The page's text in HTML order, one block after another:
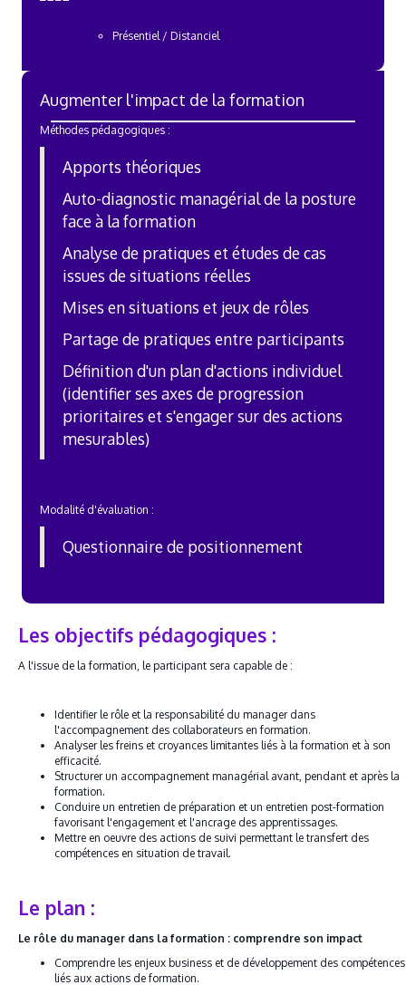
Présentiel / Distanciel
Augmenter l'impact de la formation
Méthodes pédagogiques :
Apports théoriques
Auto-diagnostic managérial de la posture
face à la formation
Analyse de pratiques et études de cas
issues de situations réelles
Mises en situations et jeux de rôles
Partage de pratiques entre participants
Définition d'un plan d'actions individuel
(identifier ses axes de progression
prioritaires et s'engager sur des actions
mesurables)
Modalité d'évaluation :
Questionnaire de positionnement
Les objectifs pédagogiques :
A l'issue de la formation, le participant sera capable de :
Identifier le rôle et la responsabilité du manager dans
l'accompagnement des collaborateurs en formation.
Analyser les freins et croyances limitantes liés à la formation et à son
efficacité.
Structurer un accompagnement managérial avant, pendant et après la
formation.
Conduire un entretien de préparation et un entretien post-formation
favorisant l'engagement et l'ancrage des apprentissages.
Mettre en oeuvre des actions de suivi permettant le transfert des
compétences en situation de travail.
Le plan :
Le rôle du manager dans la formation : comprendre son impact
Comprendre les enjeux business et de développement des compétences
liés aux actions de formation.